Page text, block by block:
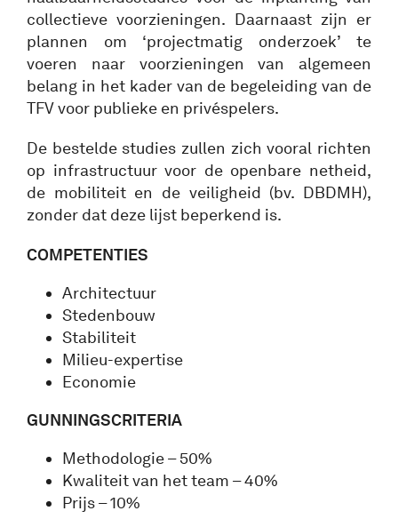
collectieve voorzieningen. Daarnaast zijn er
plannen om ‘projectmatig onderzoek’ te
voeren naar voorzieningen van algemeen
belang in het kader van de begeleiding van de
TFV voor publieke en privéspelers.
De bestelde studies zullen zich vooral richten
op infrastructuur voor de openbare netheid,
de mobiliteit en de veiligheid (bv. DBDMH),
zonder dat deze lijst beperkend is.
COMPETENTIES
Architectuur
Stedenbouw
Stabiliteit
Milieu-expertise
Economie
GUNNINGSCRITERIA
Methodologie – 50%
Kwaliteit van het team – 40%
Prijs – 10%